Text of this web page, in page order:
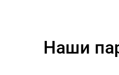
Наши